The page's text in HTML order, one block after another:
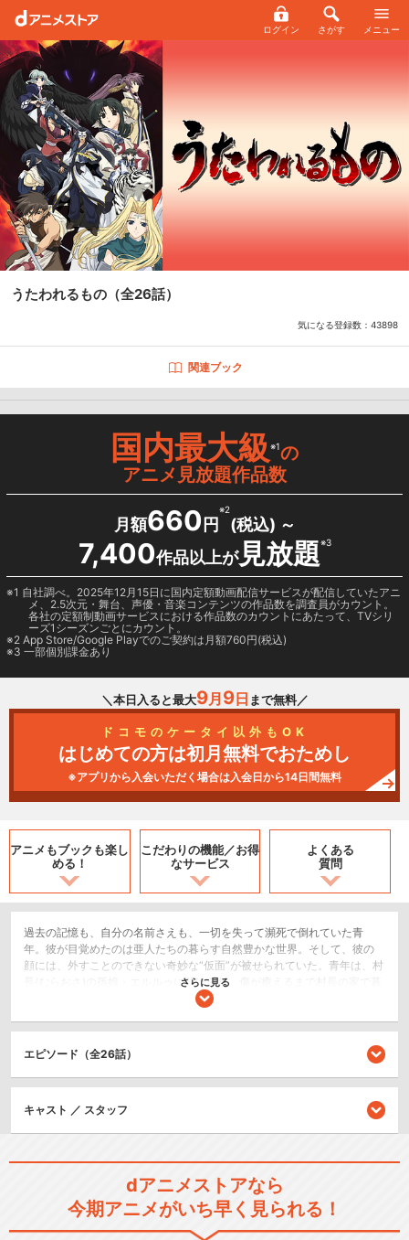
ログイン さがす メニュー
うたわれるもの （全26話）
気になる登録数： 43898
関連ブック
国内最大級※1の
アニメ見放題作品数
月額660 円
※2
(税込) ～
7,400作品以上が見放題※3
1 自社調べ。2025年12月15日に国内定額動画配信サービスが配信していたアニ
メ、2.5次元・舞台、声優・音楽コンテンツの作品数を調査員がカウント。
各社の定額制動画サービスにおける作品数のカウントにあたって、TVシリ
ーズ1シーズンごとにカウント。
2 App Store/Google Playでのご契約は月額760円(税込)
3 一部個別課金あり
＼本日入ると最大9月 9日 まで無料／
ドコモのケータイ以外もOK
はじめての方は初月無料でおためし
※アプリから入会いただく場合は入会日から14日間無料
アニメもブックも楽し
める！
こだわりの機能／お得
なサービス
よくある
質問
過去の記憶も、自分の名前さえも、一切を失って瀕死で倒れていた青
年。彼が目覚めたのは亜人たちの暮らす自然豊かな世界。そして、彼の
顔には、外すことのできない奇妙な“仮面”が被せられていた。青年は、村
長(むらおさ)の孫娘・エルルゥに助けられ、傷が癒えるまで村長の家で暮
らすことになる。集落の人々とも打ち解け始め、彼の知略と勇気によっ
ロ｣と名付けられ、人々にとって次第になくてはならない存在となってい
く。そんなある日、事件は起こった。藩主の横暴に抵抗したことで、村
長が凶刃に倒れたのだ。村人たちの抑えられていた怒りに火が付き、や
がて一斉蜂起へと事態が急速に進展する。叛乱軍の長として、戻れぬ道
る、長い旅路の始まりでもあった・・・。
シリーズ／関連のアニメ作品
OVA 『うたわれるもの』
さらに見る
エピソード（全26話）
キャスト ／ スタッフ
dアニメストアなら
今期アニメがいち早く見られる！